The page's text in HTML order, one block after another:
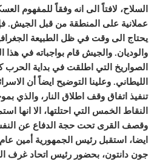
السلاح، لافتاً الى انه وفقاً للمفهوم
عملانية على المنطقة من قبل الجيش.
يحتاج الى وقت في ظل الطبيعة
والوديان. والجيش قام بواجباته في هذا
الصواريخ التي اطلقت في بداية
الليطاني. وعلينا التوضيح ايضاً أن
تنفيذ اتفاق وقف اطلاق النار، والذي
النقاط الخمس التي احتلتها، الا انها
وقصف القرى تحت حجة الدفاع عن
ايضا، استقبل رئيس الجمهورية أمين
جون دانتون، بحضور رئيس اتحاد غرف